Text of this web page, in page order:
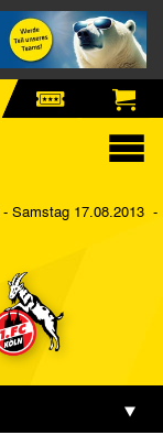
- Samstag 17.08.2013 -